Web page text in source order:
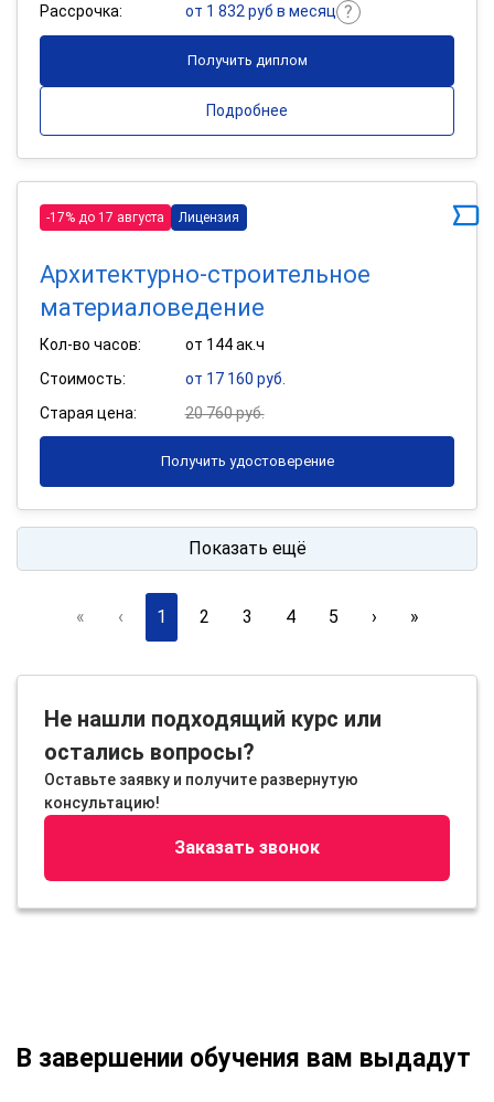
Рассрочка:
от 1 832 руб в месяц
Получить диплом
Подробнее
-17% до 17 августа Лицензия
Архитектурно-строительное
материаловедение
Кол-во часов:
от 144 ак.ч
Стоимость:
от 17 160 руб.
Старая цена:
20 760 руб.
Получить удостоверение
Показать ещё
« ‹ 1 2 3 4 5 › »
Не нашли подходящий курс или
остались вопросы?
Оставьте заявку и получите развернутую
консультацию!
Заказать звонок
В завершении обучения вам выдадут